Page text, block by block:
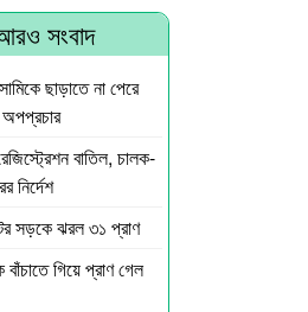
সংবাদ
ছাড়াতে না পেরে
অপপ্রচার
বাতিল, চালক-
নির্দেশ
সড়কে ঝরল ৩১ প্রাণ
বাঁচাতে গিয়ে প্রাণ গেল